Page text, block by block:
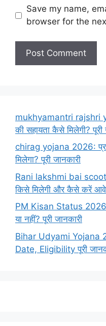
Save my name,
browser for the
mukhyamantri rajshri
की सहायता कैसे मिलेगी? पूरी
chirag yojana 2026:
मिलेगा? पूरी जानकारी
Rani lakshmi bai
किसे मिलेगी और कैसे करें
PM Kisan Status
या नहीं? पूरी जानकारी
Bihar Udyami Yojana
Date, Eligibility पूरी